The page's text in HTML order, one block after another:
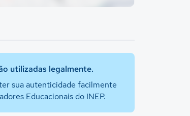
utilizadas legalmente.
sua autenticidade facilmente
Educacionais do INEP.